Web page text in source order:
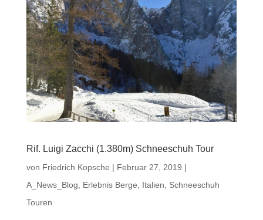
Rif. Luigi Zacchi (1.380m) Schneeschuh Tour
von Friedrich Kopsche | Februar 27, 2019 |
A_News_Blog, Erlebnis Berge, Italien, Schneeschuh
Touren